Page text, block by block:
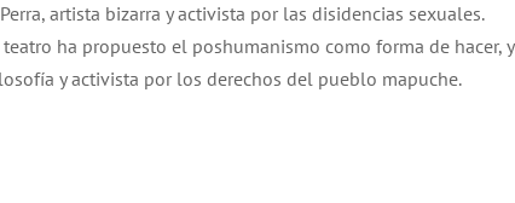
artista bizarra y activista por las disidencias sexuales.
ha propuesto el poshumanismo como forma de hacer, y
y activista por los derechos del pueblo mapuche.